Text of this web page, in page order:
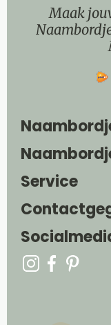
Maak
Service